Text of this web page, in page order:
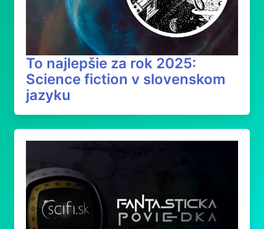
To najlepšie za rok 2025:
Science fiction v slovenskom
jazyku